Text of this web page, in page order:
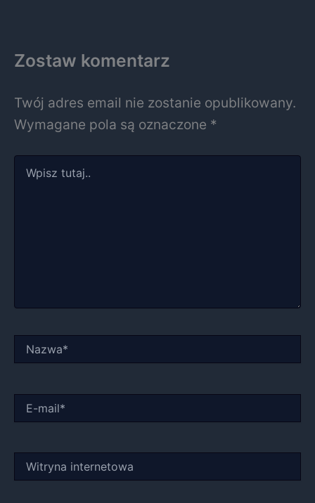
Zostaw komentarz
Twój adres email nie zostanie opublikowany.
Wymagane pola są oznaczone *
tutaj..
mail*
internetowa